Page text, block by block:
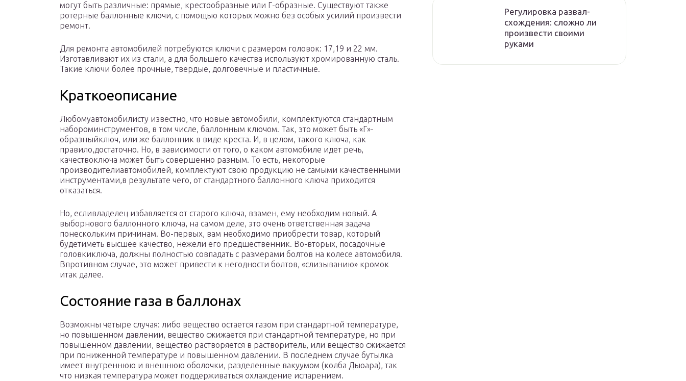
могут быть различные: прямые, крестообразные или Г-образные. Существуют также
ротерные баллонные ключи, с помощью которых можно без особых усилий произвести
ремонт.
Для ремонта автомобилей потребуются ключи с размером головок: 17,19 и 22 мм.
Изготавливают их из стали, а для большего качества используют хромированную сталь.
Такие ключи более прочные, твердые, долговечные и пластичные.
Краткоеописание
Любомуавтомобилисту известно, что новые автомобили, комплектуются стандартным
набороминструментов, в том числе, баллонным ключом. Так, это может быть «Г»-
образныйключ, или же баллонник в виде креста. И, в целом, такого ключа, как
правило,достаточно. Но, в зависимости от того, о каком автомобиле идет речь,
качествоключа может быть совершенно разным. То есть, некоторые
производителиавтомобилей, комплектуют свою продукцию не самыми качественными
инструментами,в результате чего, от стандартного баллонного ключа приходится
отказаться.
Но, есливладелец избавляется от старого ключа, взамен, ему необходим новый. А
выборнового баллонного ключа, на самом деле, это очень ответственная задача
понескольким причинам. Во-первых, вам необходимо приобрести товар, который
будетиметь высшее качество, нежели его предшественник. Во-вторых, посадочные
головкиключа, должны полностью совпадать с размерами болтов на колесе автомобиля.
Впротивном случае, это может привести к негодности болтов, «слизыванию» кромок
итак далее.
Состояние газа в баллонах
Возможны четыре случая: либо вещество остается газом при стандартной температуре,
но повышенном давлении, вещество сжижается при стандартной температуре, но при
повышенном давлении, вещество растворяется в растворитель, или вещество сжижается
при пониженной температуре и повышенном давлении. В последнем случае бутылка
имеет внутреннюю и внешнюю оболочки, разделенные вакуумом (колба Дьюара), так
что низкая температура может поддерживаться охлаждение испарением.
Регулировка развал-
схождения: сложно ли
произвести своими
руками